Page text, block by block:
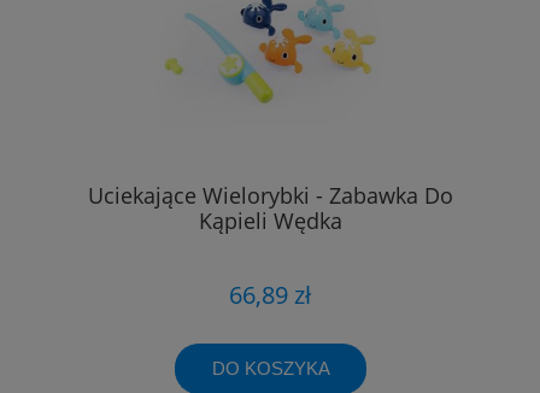
Uciekające Wielorybki - Zabawka Do
Kąpieli Wędka
66,89 zł
DO KOSZYKA